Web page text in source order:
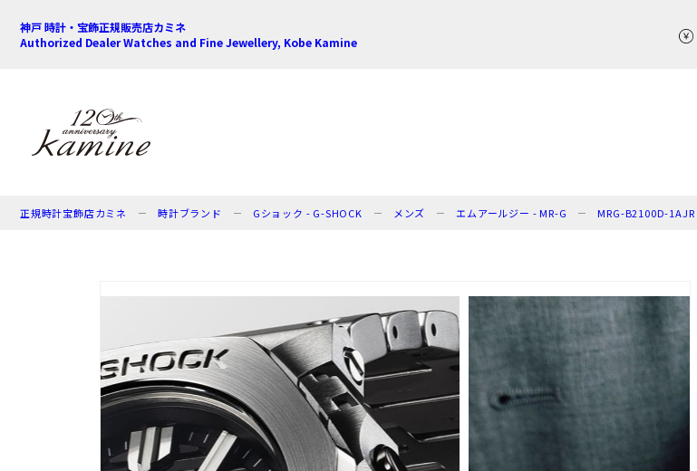
神戸 時計・宝飾正規販売店カミネ
Authorized Dealer Watches and Fine Jewellery, Kobe Kamine
正規時計宝飾店カミネ 時計ブランド Gショック - G-SHOCK メンズ エムアールジー - MR-G MRG-B2100D-1AJR